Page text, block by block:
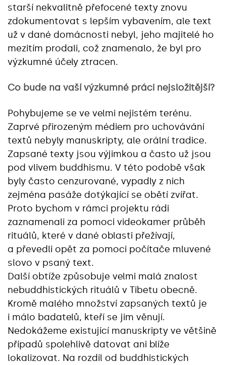
starší nekvalitně přefocené texty znovu
zdokumentovat s lepším vybavením, ale text
už v dané domácnosti nebyl, jeho majitelé ho
mezitím prodali, což znamenalo, že byl pro
výzkumné účely ztracen.
Co bude na vaší výzkumné práci nejsložitější?
Pohybujeme se ve velmi nejistém terénu.
Zaprvé přirozeným médiem pro uchovávání
textů nebyly manuskripty, ale orální tradice.
Zapsané texty jsou výjimkou a často už jsou
pod vlivem buddhismu. V této podobě však
byly často cenzurované, vypadly z nich
zejména pasáže dotýkající se obětí zvířat.
Proto bychom v rámci projektu rádi
zaznamenali za pomoci videokamer průběh
rituálů, které v dané oblasti přežívají,
a převedli opět za pomoci počítače mluvené
slovo v psaný text.
Další obtíže způsobuje velmi malá znalost
nebuddhistických rituálů v Tibetu obecně.
Kromě malého množství zapsaných textů je
i málo badatelů, kteří se jim věnují.
Nedokážeme existující manuskripty ve většině
případů spolehlivě datovat ani blíže
lokalizovat. Na rozdíl od buddhistických